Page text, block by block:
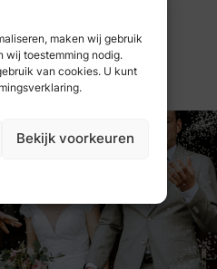
maken wij gebruik
wij toestemming nodig.
van cookies. U kunt
Bekijk voorkeuren